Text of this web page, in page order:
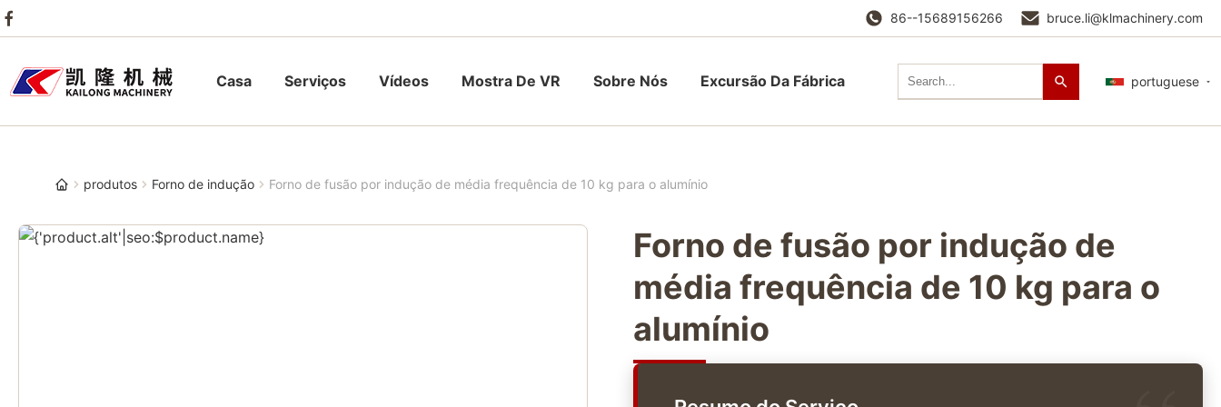
86--15689156266 bruce.li@klmachinery.com
Casa Serviços Vídeos Mostra De VR Sobre Nós Excursão Da Fábrica portuguese
produtos Forno de indução Forno de fusão por indução de média frequência de 10 kg para o alumínio
Forno de fusão por indução de
média frequência de 10 kg para o
alumínio